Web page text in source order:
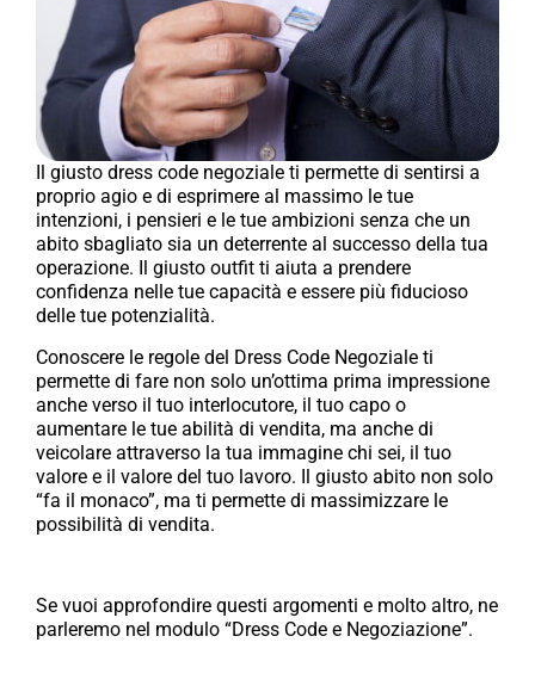
Il giusto dress code negoziale ti permette di sentirsi a
proprio agio e di esprimere al massimo le tue
intenzioni, i pensieri e le tue ambizioni senza che un
abito sbagliato sia un deterrente al successo della tua
operazione. Il giusto outfit ti aiuta a prendere
confidenza nelle tue capacità e essere più fiducioso
delle tue potenzialità.
Conoscere le regole del Dress Code Negoziale ti
permette di fare non solo un’ottima prima impressione
anche verso il tuo interlocutore, il tuo capo o
aumentare le tue abilità di vendita, ma anche di
veicolare attraverso la tua immagine chi sei, il tuo
valore e il valore del tuo lavoro. Il giusto abito non solo
“fa il monaco”, ma ti permette di massimizzare le
possibilità di vendita.
Se vuoi approfondire questi argomenti e molto altro, ne
parleremo nel modulo “Dress Code e Negoziazione”.